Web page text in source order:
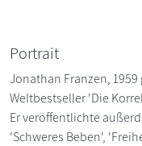
Portrait
Jonathan Franzen,
Weltbestseller 'Die
Er veröffentlichte
'Schweres Beben',